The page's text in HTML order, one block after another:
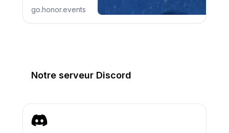
Notre serveur Discord
go.honor.events